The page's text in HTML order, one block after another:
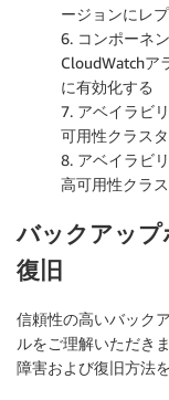
ージョンにレ
6. コンポーネ
CloudWatchア
に有効化する
7. アベイラビ
可用性クラスタ
8. アベイラビ
高可用性クラ
バックアップ
復旧
信頼性の高いバック
ルをご理解いただき
障害および復旧方法